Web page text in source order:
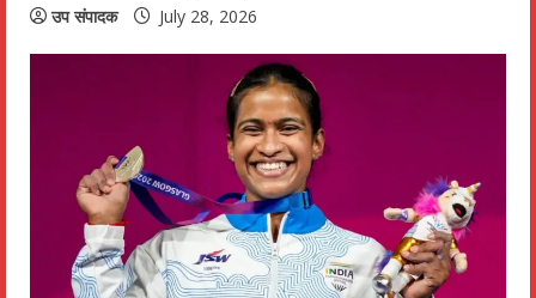
उप संपादक July 28, 2026